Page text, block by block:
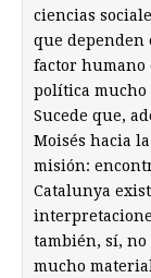
ciencias
que dependen
factor humano
política mucho
Sucede que,
Moisés hacia
misión:
Catalunya
también, sí, no
mucho